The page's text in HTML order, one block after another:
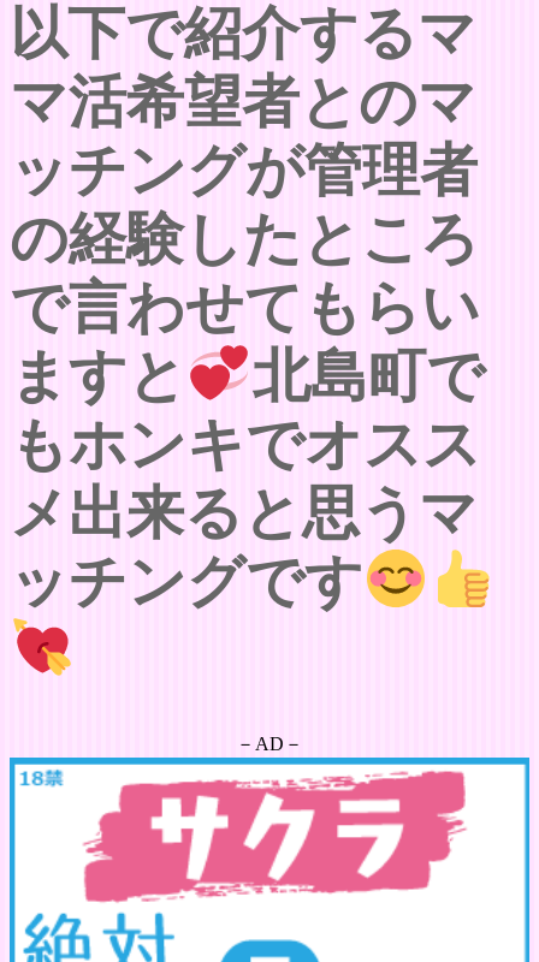
以下で紹介するマ
マ活希望者とのマ
ッチングが管理者
の経験したところ
で言わせてもらい
ますと
北島町で
もホンキでオスス
メ出来ると思うマ
ッチングです
－AD－